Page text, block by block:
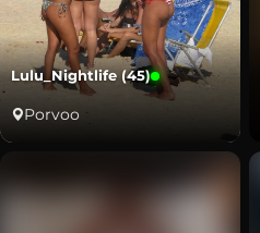
Lulu_Nightlife (45)
Porvoo